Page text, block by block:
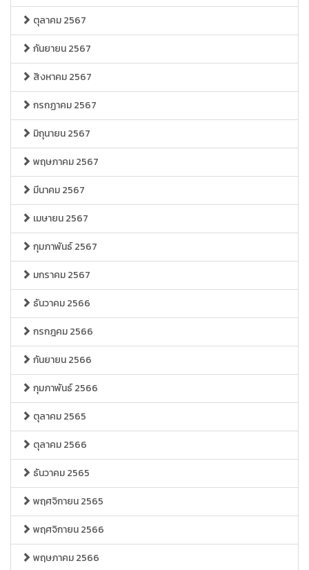
ตุลาคม 2567
กันยายน 2567
สิงหาคม 2567
กรกฏาคม 2567
มิถุนายน 2567
พฤษภาคม 2567
มีนาคม 2567
เมษายน 2567
กุมภาพันธ์ 2567
มกราคม 2567
ธันวาคม 2566
กรกฎคม 2566
กันยายน 2566
กุมภาพันธ์ 2566
ตุลาคม 2565
ตุลาคม 2566
ธันวาคม 2565
พฤศจิกายน 2565
พฤศจิกายน 2566
พฤษภาคม 2566